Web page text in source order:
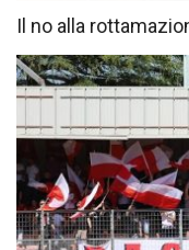
Il no alla